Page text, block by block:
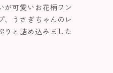
が可愛いお花柄ワン
うさぎちゃんのレ
りと詰め込みました